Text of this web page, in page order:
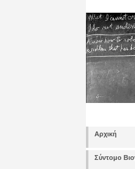
Αρχική
Σύντομο